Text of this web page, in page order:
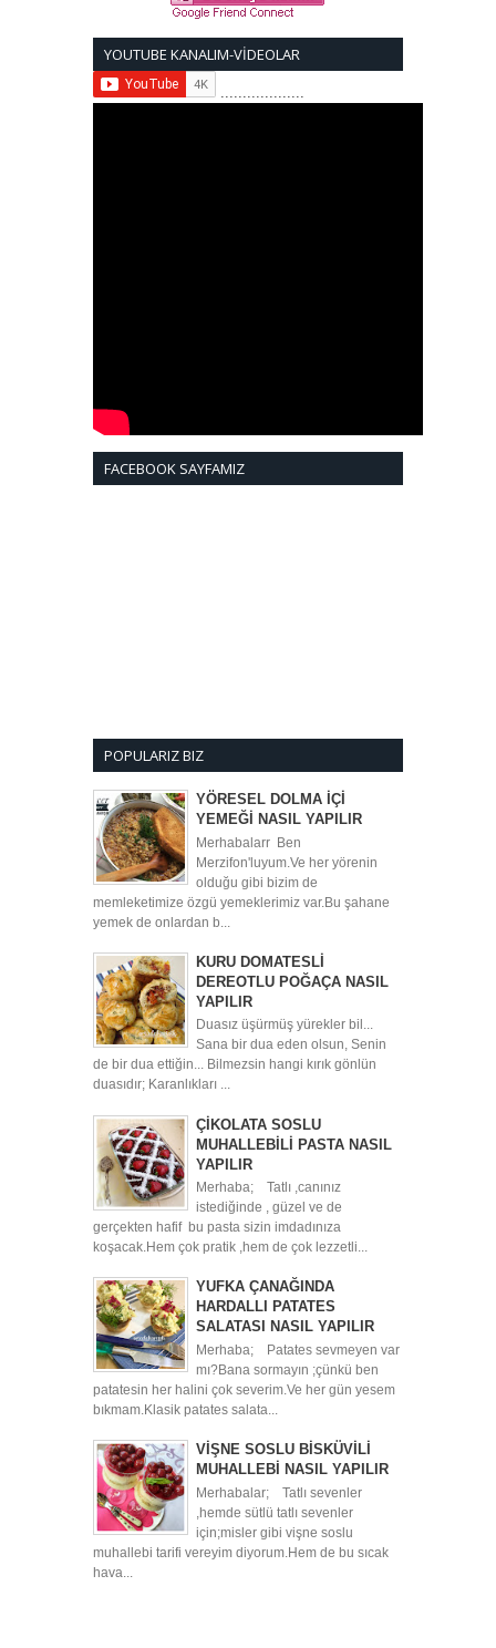
YOUTUBE KANALIM-VİDEOLAR
...................
FACEBOOK SAYFAMIZ
POPULARIZ BIZ
YÖRESEL DOLMA İÇİ
YEMEĞİ NASIL YAPILIR
Merhabalarr Ben
Merzifon'luyum.Ve her yörenin
olduğu gibi bizim de
memleketimize özgü yemeklerimiz var.Bu şahane
yemek de onlardan b...
KURU DOMATESLİ
DEREOTLU POĞAÇA NASIL
YAPILIR
Duasız üşürmüş yürekler bil...
Sana bir dua eden olsun, Senin
de bir dua ettiğin... Bilmezsin hangi kırık gönlün
duasıdır; Karanlıkları ...
ÇİKOLATA SOSLU
MUHALLEBİLİ PASTA NASIL
YAPILIR
Merhaba; Tatlı ,canınız
istediğinde , güzel ve de
gerçekten hafif bu pasta sizin imdadınıza
koşacak.Hem çok pratik ,hem de çok lezzetli...
YUFKA ÇANAĞINDA
HARDALLI PATATES
SALATASI NASIL YAPILIR
Merhaba; Patates sevmeyen var
mı?Bana sormayın ;çünkü ben
patatesin her halini çok severim.Ve her gün yesem
bıkmam.Klasik patates salata...
VİŞNE SOSLU BİSKÜVİLİ
MUHALLEBİ NASIL YAPILIR
Merhabalar; Tatlı sevenler
,hemde sütlü tatlı sevenler
için;misler gibi vişne soslu
muhallebi tarifi vereyim diyorum.Hem de bu sıcak
hava...